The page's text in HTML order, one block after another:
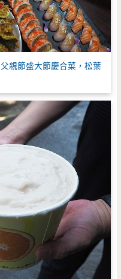
親節盛大節慶合菜，松葉